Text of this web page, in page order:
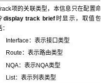
项的关联类型，本信息只在配置命
display track brief 时显示，取值包
Interface：表示接口类型
Route：表示路由类型
NQA：表示NQA类型
List：表示列表类型